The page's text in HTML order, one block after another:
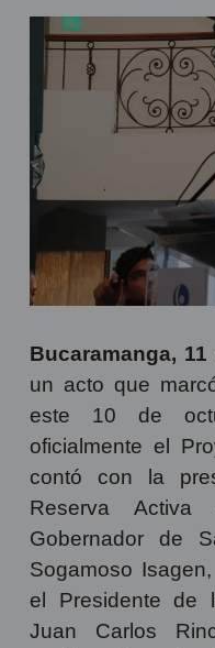
Bucaramanga,
un acto que
este 10 de
oficialmente el
contó con la
Reserva Activa
Gobernador de
Sogamoso
el Presidente de
Juan Carlos